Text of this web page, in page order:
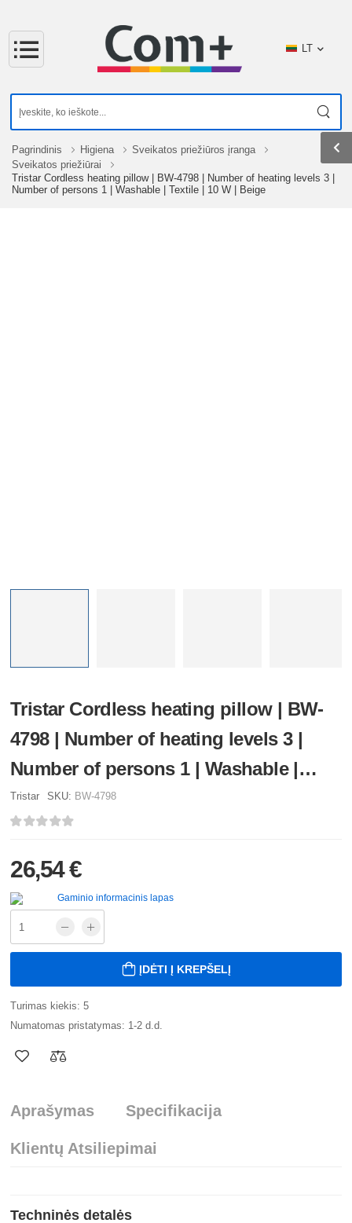
LT
Pagrindinis Higiena
Sveikatos priežiūros įranga
Sveikatos priežiūrai
Tristar Cordless heating pillow | BW-4798 | Number of heating levels 3 |
Number of persons 1 | Washable | Textile | 10 W | Beige
Tristar Cordless heating pillow | BW-
4798 | Number of heating levels 3 |
Number of persons 1 | Washable |
Textile | 10 W | Beige
Tristar SKU: BW-4798
26,54 €
Gaminio informacinis lapas
ĮDĖTI Į KREPŠELĮ
Turimas kiekis: 5
Numatomas pristatymas: 1-2 d.d.
Aprašymas Specifikacija
Klientų Atsiliepimai
Techninės detalės